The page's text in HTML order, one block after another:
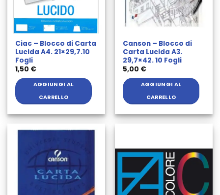
Ciac – Blocco di Carta
Lucida A4. 21×29,7.10
Fogli
1,50 €
AGGIUNGI AL
CARRELLO
Canson – Blocco di
Carta Lucida A3.
29,7×42. 10 Fogli
5,00 €
AGGIUNGI AL
CARRELLO